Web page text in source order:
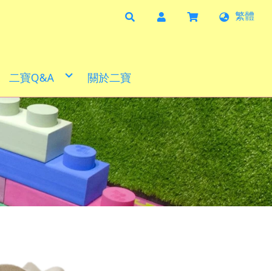
繁體
二寶Q&A
益智商品
體能發展
巧拼地墊
創意家具
影片分享
實例分享
合作夥伴
產品目錄
清潔方式
尺寸說明
幼兒園專區
二寶小學堂 學習角落分享
防焰地墊
火箭滑板
關於二寶